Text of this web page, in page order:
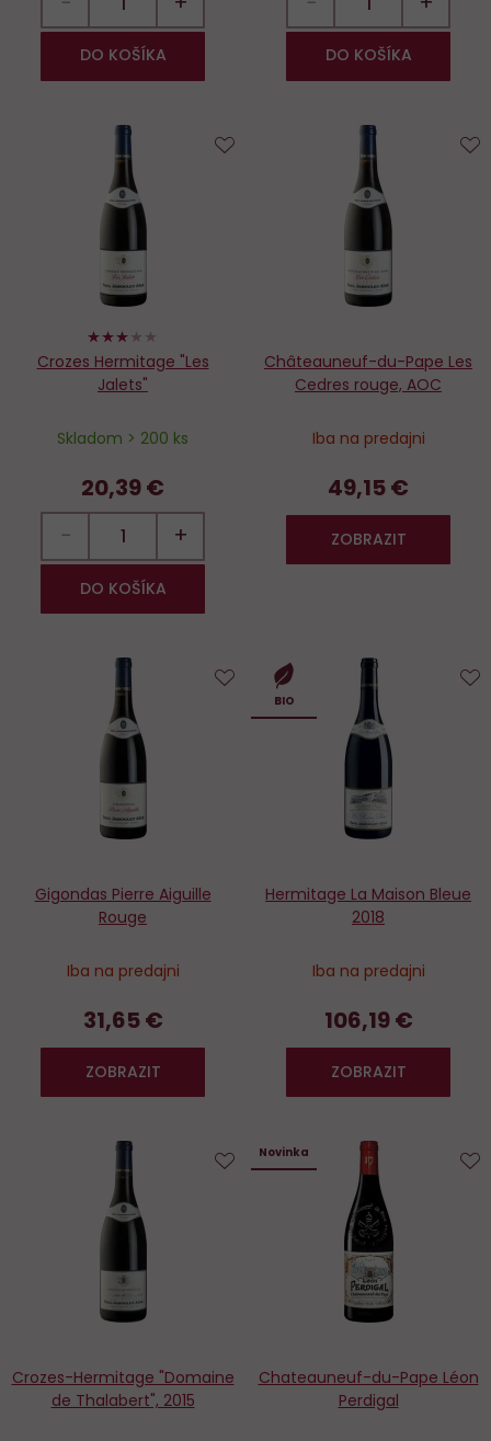
DO KOŠÍKA DO KOŠÍKA
60%
Crozes Hermitage "Les
Jalets"
Skladom > 200 ks
20,39 €
− +
DO KOŠÍKA
Châteauneuf-du-Pape Les
Cedres rouge, AOC
Iba na predajni
49,15 €
ZOBRAZIT
Gigondas Pierre Aiguille
Rouge
Iba na predajni
31,65 €
ZOBRAZIT
BIO
Hermitage La Maison Bleue
2018
Iba na predajni
106,19 €
ZOBRAZIT
Crozes-Hermitage "Domaine
de Thalabert", 2015
Novinka
Chateauneuf-du-Pape Léon
Perdigal